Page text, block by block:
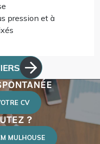
pression et à
CV
?
MULHOUSE